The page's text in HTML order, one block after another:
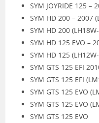
SYM JOYRIDE 125 –
SYM HD 200 – 2007
SYM HD 200
SYM HD 125 EVO –
SYM HD 125
SYM GTS 125 EFI
SYM GTS 125 EFI
SYM GTS 125 EVO
SYM GTS 125 EVO
SYM GTS 125 EVO